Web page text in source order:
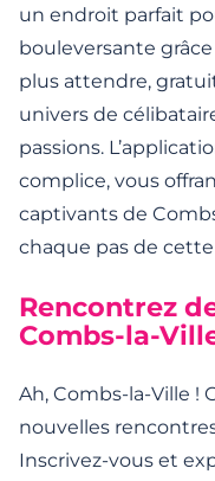
un endroit parfait
bouleversante
plus attendre,
univers de
passions.
complice, vous
captivants de
chaque pas de
Rencontrez
Combs-la-
Ah, Combs-la-Ville !
nouvelles
Inscrivez-vous et